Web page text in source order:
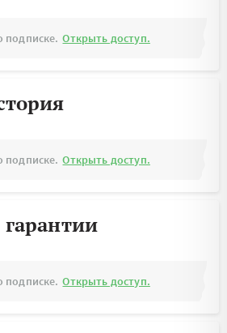
подписке. Открыть доступ.
подписке. Открыть доступ.
подписке. Открыть доступ.